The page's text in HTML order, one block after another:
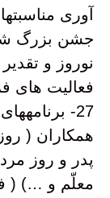
آوری
جشن بزرگ
نوروز و
فعالیت های
27-
همکاران (
پدر و روز
معلّم و …) (